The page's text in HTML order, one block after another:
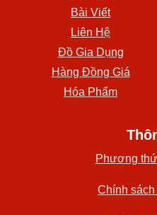
Bài Viết
Liên Hệ
Đồ Gia Dụng
Hàng Đồng Giá
Hóa Phẩm
Phương
Chính